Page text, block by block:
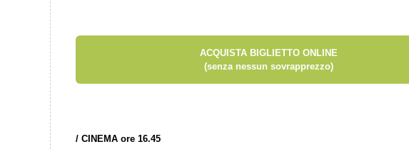
ACQUISTA BIGLIETTO ONLINE
(senza nessun sovrapprezzo)
/ CINEMA ore 16.45